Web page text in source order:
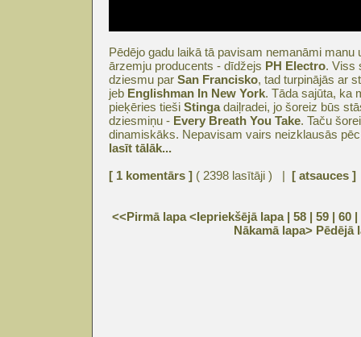
Pēdējo gadu laikā tā pavisam nemanāmi
ārzemju producents - dīdžejs PH Electro. Viss
dziesmu par San Francisko, tad turpinājās ar
jeb Englishman In New York. Tāda sajūta, ka
pieķēries tieši Stingadaiļradei, jo šoreiz būs
dziesmiņu - Every Breath You Take. Taču
dinamiskāks. Nepavisam vairs neizklausās
lasīt tālāk...
[ 1 komentārs ] ( 2398 lasītāji ) | [ atsauces ]
<<Pirmā lapa<Iepriekšējā lapa | 58 | 59 | 60 |
Nākamā lapa> Pēdējā